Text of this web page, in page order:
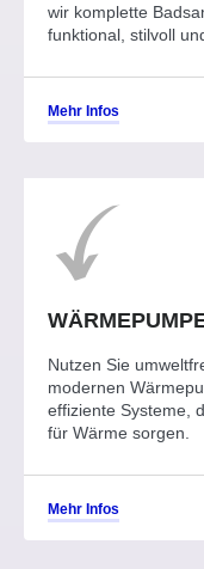
wir komplette
funktional, stilvoll
Mehr Infos
Nutzen Sie
modernen
effiziente Systeme,
für Wärme sorgen.
Mehr Infos